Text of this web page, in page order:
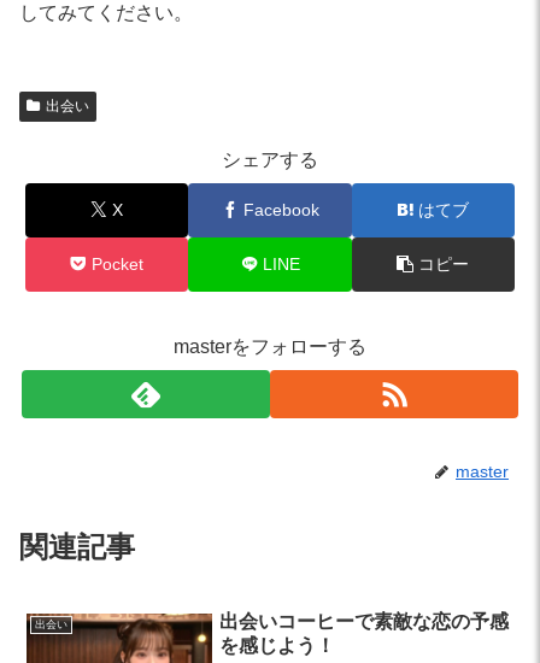
してみてください。
出会い
シェアする
X Facebook はてブ
Pocket LINE コピー
masterをフォローする
master
関連記事
出会い
出会いコーヒーで素敵な恋の予感
を感じよう！